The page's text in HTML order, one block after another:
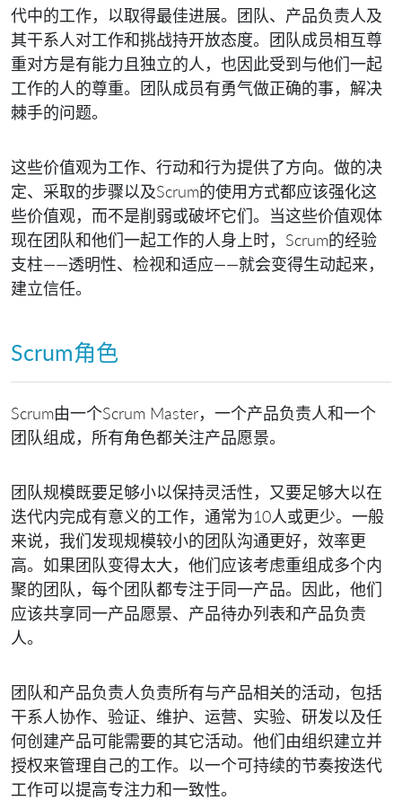
代中的工作，以取得最佳进展。团队、产品负责人及
其干系人对工作和挑战持开放态度。团队成员相互尊
重对方是有能力且独立的人，也因此受到与他们一起
工作的人的尊重。团队成员有勇气做正确的事，解决
棘手的问题。
这些价值观为工作、行动和行为提供了方向。做的决
定、采取的步骤以及Scrum的使用方式都应该强化这
些价值观，而不是削弱或破坏它们。当这些价值观体
现在团队和他们一起工作的人身上时，Scrum的经验
支柱——透明性、检视和适应——就会变得生动起来，
建立信任。
Scrum角色
Scrum由一个Scrum Master，一个产品负责人和一个
团队组成，所有角色都关注产品愿景。
团队规模既要足够小以保持灵活性，又要足够大以在
迭代内完成有意义的工作，通常为10人或更少。一般
来说，我们发现规模较小的团队沟通更好，效率更
高。如果团队变得太大，他们应该考虑重组成多个内
聚的团队，每个团队都专注于同一产品。因此，他们
应该共享同一产品愿景、产品待办列表和产品负责
人。
团队和产品负责人负责所有与产品相关的活动，包括
干系人协作、验证、维护、运营、实验、研发以及任
何创建产品可能需要的其它活动。他们由组织建立并
授权来管理自己的工作。以一个可持续的节奏按迭代
工作可以提高专注力和一致性。